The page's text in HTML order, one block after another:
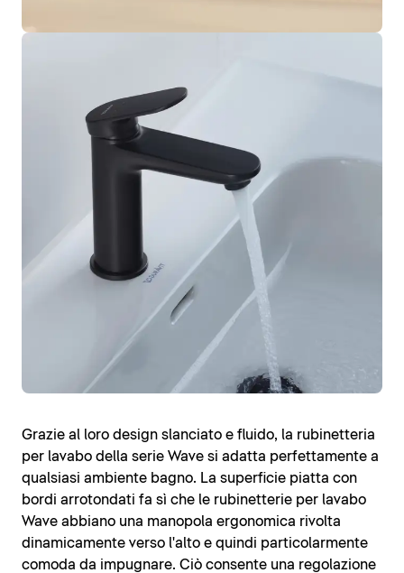
Grazie al loro design slanciato e fluido, la rubinetteria
per lavabo della serie Wave si adatta perfettamente a
qualsiasi ambiente bagno. La superficie piatta con
bordi arrotondati fa sì che le rubinetterie per lavabo
Wave abbiano una manopola ergonomica rivolta
dinamicamente verso l'alto e quindi particolarmente
comoda da impugnare. Ciò consente una regolazione